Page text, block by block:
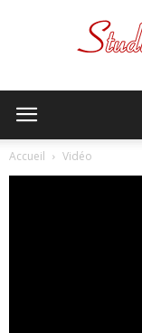
Accueil Vidéo